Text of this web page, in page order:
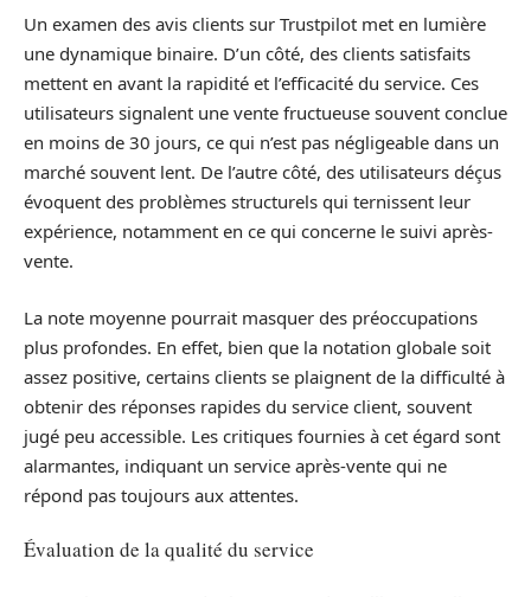
Un examen des avis clients sur Trustpilot met en lumière
une dynamique binaire. D’un côté, des clients satisfaits
mettent en avant la rapidité et l’efficacité du service. Ces
utilisateurs signalent une vente fructueuse souvent conclue
en moins de 30 jours, ce qui n’est pas négligeable dans un
marché souvent lent. De l’autre côté, des utilisateurs déçus
évoquent des problèmes structurels qui ternissent leur
expérience, notamment en ce qui concerne le suivi après-
vente.
La note moyenne pourrait masquer des préoccupations
plus profondes. En effet, bien que la notation globale soit
assez positive, certains clients se plaignent de la difficulté à
obtenir des réponses rapides du service client, souvent
jugé peu accessible. Les critiques fournies à cet égard sont
alarmantes, indiquant un service après-vente qui ne
répond pas toujours aux attentes.
Évaluation de la qualité du service